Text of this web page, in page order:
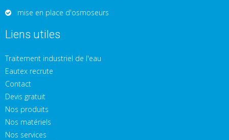
mise en place d'osmoseurs
Liens utiles
Traitement industriel de l'eau
Eautex recrute
Contact
Devis gratuit
Nos produits
Nos matériels
Nos services